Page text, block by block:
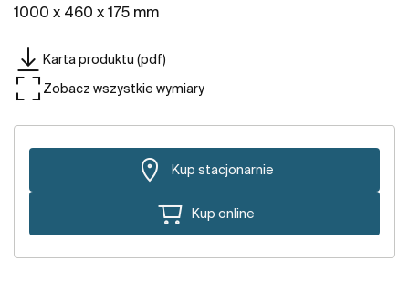
1000 x 460 x 175 mm
Karta produktu (pdf)
Zobacz wszystkie wymiary
Kup stacjonarnie
Kup online